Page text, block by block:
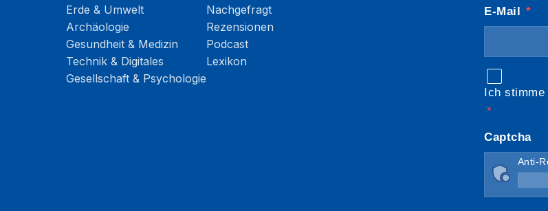
Erde & Umwelt
Archäologie
Gesundheit & Medizin
Technik & Digitales
Gesellschaft & Psychologie
Nachgefragt
Rezensionen
Podcast
Lexikon